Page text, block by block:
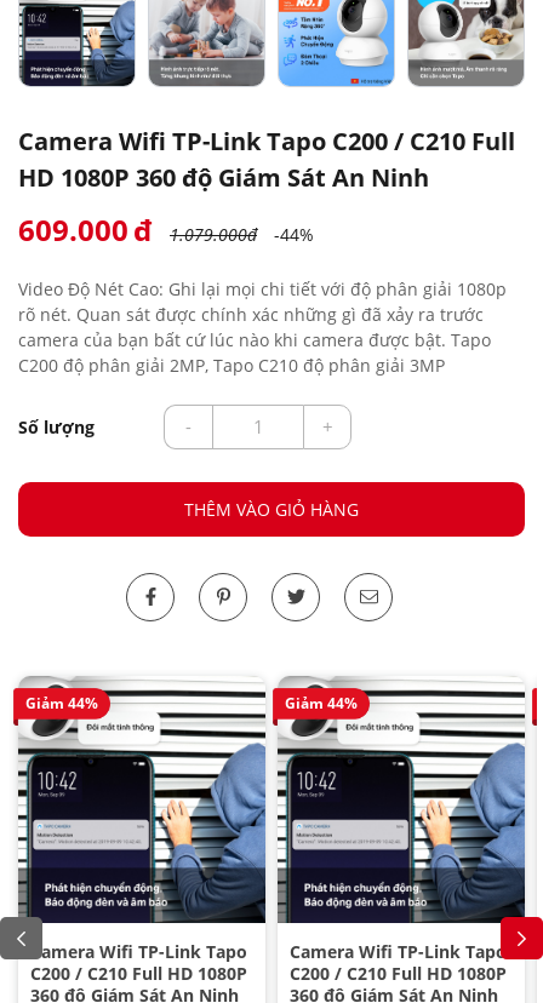
Camera Wifi TP-Link Tapo C200 / C210 Full
HD 1080P 360 độ Giám Sát An Ninh
609.000đ 1.079.000đ -44%
Video Độ Nét Cao: Ghi lại mọi chi tiết với độ phân giải 1080p
rõ nét. Quan sát được chính xác những gì đã xảy ra trước
camera của bạn bất cứ lúc nào khi camera được bật. Tapo
C200 độ phân giải 2MP, Tapo C210 độ phân giải 3MP
Số lượng
THÊM VÀO GIỎ HÀNG
Giảm 44%
Camera Wifi TP-Link Tapo
C200 / C210 Full HD 1080P
360 độ Giám Sát An Ninh
Giảm 44%
Camera Wifi TP-Link Tapo
C200 / C210 Full HD 1080P
360 độ Giám Sát An Ninh